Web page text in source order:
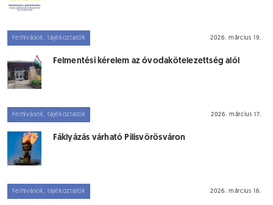
Felhívások, tájékoztatók 2026. március 19.
Felmentési kérelem az óvodakötelezettség alól
Felhívások, tájékoztatók 2026. március 17.
Fáklyázás várható Pilisvörösváron
Felhívások, tájékoztatók 2026. március 16.